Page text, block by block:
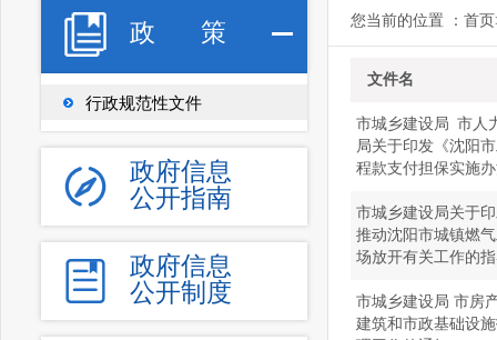
政 策
行政规范性文件
政府信息
公开指南
政府信息
公开制度
您当前的位置 ： 首页
文件名
市城乡建设局 市人
局关于印发《沈阳
程款支付担保实施
市城乡建设局关于
推动沈阳市城镇燃
场放开有关工作的
市城乡建设局 市房
建筑和市政基础设